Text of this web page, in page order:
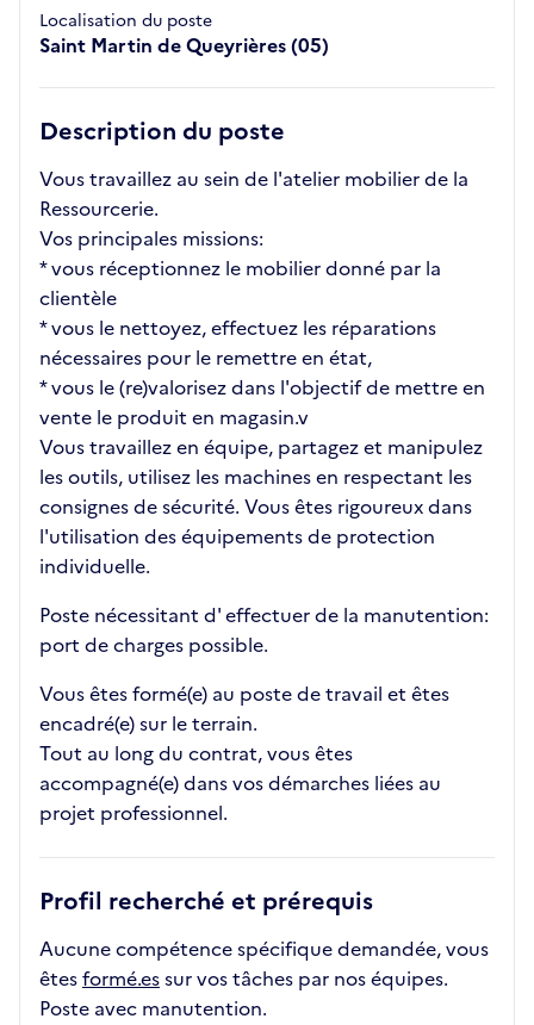
Localisation du poste
Saint Martin de Queyrières (05)
Description du poste
Vous travaillez au sein de l'atelier mobilier de la
Ressourcerie.
Vos principales missions:
* vous réceptionnez le mobilier donné par la
clientèle
* vous le nettoyez, effectuez les réparations
nécessaires pour le remettre en état,
* vous le (re)valorisez dans l'objectif de mettre en
vente le produit en magasin.v
Vous travaillez en équipe, partagez et manipulez
les outils, utilisez les machines en respectant les
consignes de sécurité. Vous êtes rigoureux dans
l'utilisation des équipements de protection
individuelle.
Poste nécessitant d' effectuer de la manutention:
port de charges possible.
Vous êtes formé(e) au poste de travail et êtes
encadré(e) sur le terrain.
Tout au long du contrat, vous êtes
accompagné(e) dans vos démarches liées au
projet professionnel.
Profil recherché et prérequis
Aucune compétence spécifique demandée, vous
êtesformé.essur vos tâches par nos équipes.
Poste avec manutention.